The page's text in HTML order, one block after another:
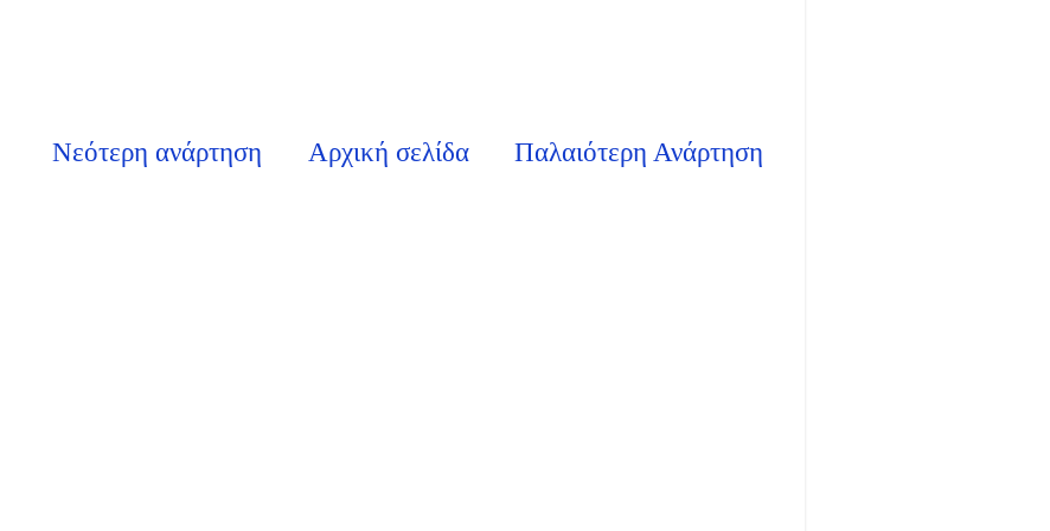
Νεότερη ανάρτηση Παλαιότερη Ανάρτηση
Αρχική σελίδα